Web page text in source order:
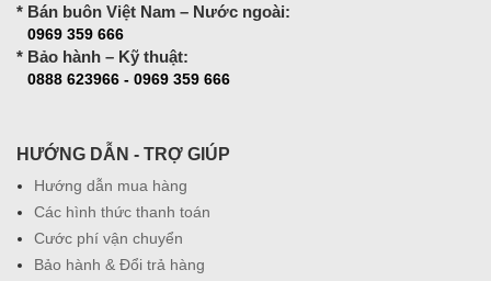
* Bán buôn Việt Nam – Nước ngoài:
0969 359 666
* Bảo hành – Kỹ thuật:
0888 623966 - 0969 359 666
HƯỚNG DẪN - TRỢ GIÚP
Hướng dẫn mua hàng
Các hình thức thanh toán
Cước phí vận chuyển
Bảo hành & Đổi trả hàng